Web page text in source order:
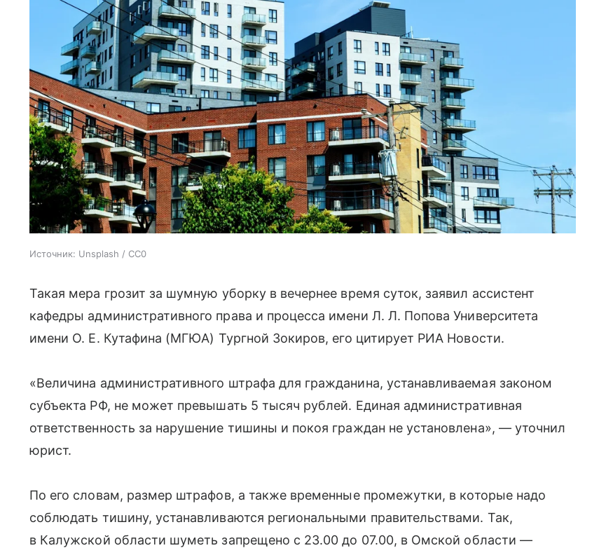
Источник: Unsplash / CC0
Такая мера грозит за шумную уборку в вечернее время суток, заявил ассистент
кафедры административного права и процесса имени Л. Л. Попова Университета
имени О. Е. Кутафина (МГЮА) Тургной Зокиров, его цитирует РИА Новости.
«Величина административного штрафа для гражданина, устанавливаемая законом
субъекта РФ, не может превышать 5 тысяч рублей. Единая административная
ответственность за нарушение тишины и покоя граждан не установлена», — уточнил
юрист.
По его словам, размер штрафов, а также временные промежутки, в которые надо
соблюдать тишину, устанавливаются региональными правительствами. Так,
в Калужской области шуметь запрещено с 23.00 до 07.00, в Омской области —